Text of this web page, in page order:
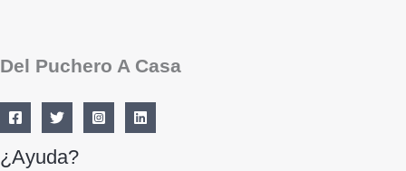
Del Puchero A Casa
¿Ayuda?